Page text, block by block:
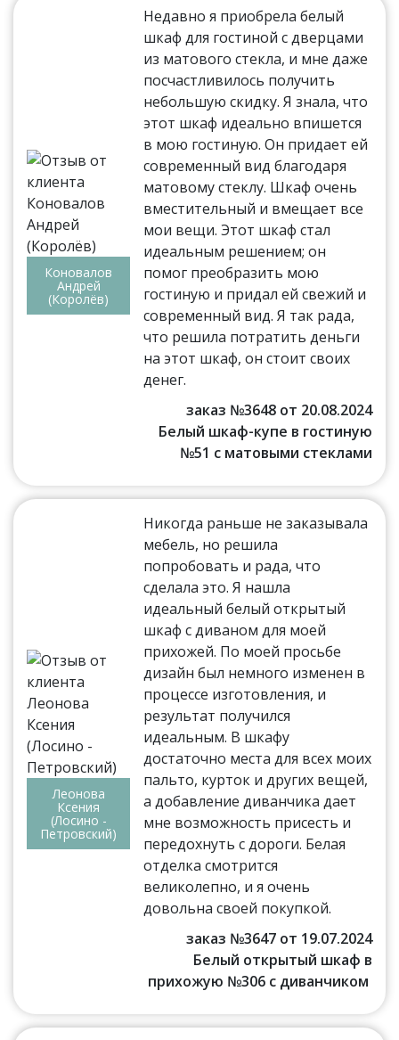
Коновалов
Андрей
(Королёв)
Недавно я приобрела белый
шкаф для гостиной с дверцами
из матового стекла, и мне даже
посчастливилось получить
небольшую скидку. Я знала, что
этот шкаф идеально впишется
в мою гостиную. Он придает ей
современный вид благодаря
матовому стеклу. Шкаф очень
вместительный и вмещает все
мои вещи. Этот шкаф стал
идеальным решением; он
помог преобразить мою
гостиную и придал ей свежий и
современный вид. Я так рада,
что решила потратить деньги
на этот шкаф, он стоит своих
денег.
заказ №3648 от 20.08.2024
Белый шкаф-купе в гостиную
№51 с матовыми стеклами
Леонова
Ксения
(Лосино -
Петровский)
Никогда раньше не заказывала
мебель, но решила
попробовать и рада, что
сделала это. Я нашла
идеальный белый открытый
шкаф с диваном для моей
прихожей. По моей просьбе
дизайн был немного изменен в
процессе изготовления, и
результат получился
идеальным. В шкафу
достаточно места для всех моих
пальто, курток и других вещей,
а добавление диванчика дает
мне возможность присесть и
передохнуть с дороги. Белая
отделка смотрится
великолепно, и я очень
довольна своей покупкой.
заказ №3647 от 19.07.2024
Белый открытый шкаф в
прихожую №306 с диванчиком